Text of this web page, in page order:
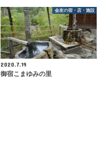
会友の宿・店・施設
2020.7.19
御宿こまゆみの里